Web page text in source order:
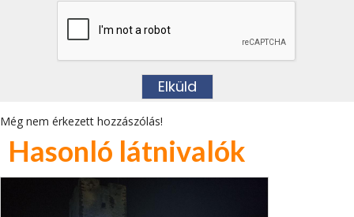
Még nem érkezett hozzászólás!
Hasonló látnivalók